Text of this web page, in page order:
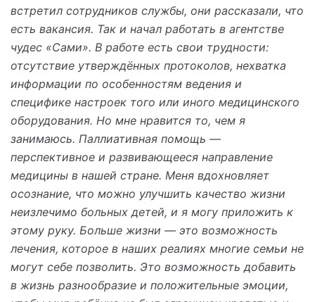
встретил сотрудников службы, они рассказали, что
есть вакансия. Так и начал работать в агентстве
чудес «Сами». В работе есть свои трудности:
отсутствие утверждённых протоколов, нехватка
информации по особенностям ведения и
специфике настроек того или иного медицинского
оборудования. Но мне нравится то, чем я
занимаюсь. Паллиативная помощь —
перспективное и развивающееся направление
медицины в нашей стране. Меня вдохновляет
осознание, что можно улучшить качество жизни
неизлечимо больных детей, и я могу приложить к
этому руку. Больше жизни — это возможность
лечения, которое в наших реалиях многие семьи не
могут себе позволить. Это возможность добавить
в жизнь разнообразие и положительные эмоции,